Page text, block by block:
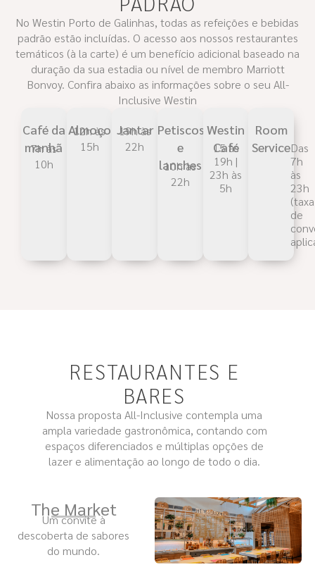
No Westin Porto de Galinhas, todas as refeições e bebidas
padrão estão incluídas. O acesso aos nossos restaurantes
temáticos (à la carte) é um benefício adicional baseado na
duração da sua estadia ou nível de membro Marriott
Bonvoy. Confira abaixo as informações sobre o seu All-
Inclusive Westin
Café da
manhã
7h às
10h
Almoço
12h às
15h
Jantar
19h às
22h
Petiscos
e
lanches
10h às
22h
Westin
Café
15 às
19h |
23h às
5h
Room
ServiceDas
7h
às
23h
(taxa
de
RESTAURANTES E
BARES
Nossa proposta All-Inclusive contempla uma
ampla variedade gastronômica, contando com
espaços diferenciados e múltiplas opções de
lazer e alimentação ao longo de todo o dia.
The Market
Um convite à
descoberta de sabores
do mundo.